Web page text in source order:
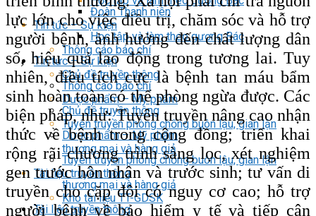
Tin tức – Sự kiện
Thông cáo báo chí
Chủ đề truyền thông
Dược phẩm – Mỹ phẩm
Tuyên truyền phòng chống buôn lậu, gian lận
thương mại và hàng giả
Tài liệu truyền thông
Kho tài liệu TT-GDSK
Đoàn Thanh niên
Học tập và làm theo gương Bác
Tin tức – Sự kiện
Thông cáo báo chí
Chủ đề truyền thông
Dược phẩm – Mỹ phẩm
Tuyên truyền phòng chống buôn lậu, gian lận
thương mại và hàng giả
Tài liệu truyền thông
lực lớn cho việc điều trị, chăm sóc và hỗ trợ
người bệnh, ảnh hưởng đến chất lượng dân
số, hiệu quả lao động trong tương lai. Tuy
nhiên, điều tích cực là bệnh tan máu bẩm
sinh hoàn toàn có thể phòng ngừa được. Các
biện pháp, như: Tuyên truyền nâng cao nhận
thức về bệnh trong cộng đồng; triển khai
rộng rãi chương trình sàng lọc, xét nghiệm
gen trước hôn nhân và trước sinh; tư vấn di
truyền cho cặp đôi có nguy cơ cao; hỗ trợ
người bệnh về bảo hiểm y tế và tiếp cận